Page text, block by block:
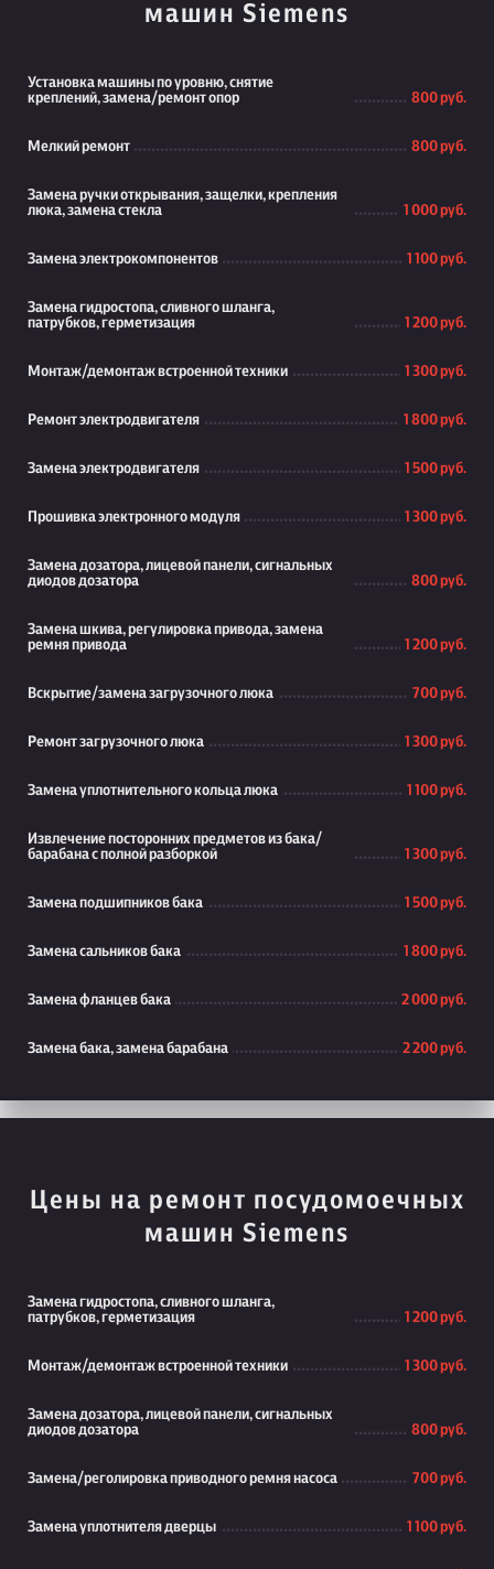
машин Siemens
Установка машины по уровню, снятие
креплений, замена/ремонт опор
800 руб.
Мелкий ремонт 800 руб.
Замена ручки открывания, защелки, крепления
люка, замена стекла
1 000 руб.
Замена электрокомпонентов 1 100 руб.
Замена гидростопа, сливного шланга,
патрубков, герметизация
1 200 руб.
Монтаж/демонтаж встроенной техники 1 300 руб.
Ремонт электродвигателя 1 800 руб.
Замена электродвигателя 1 500 руб.
Прошивка электронного модуля 1 300 руб.
Замена дозатора, лицевой панели, сигнальных
диодов дозатора
800 руб.
Замена шкива, регулировка привода, замена
ремня привода
1 200 руб.
Вскрытие/замена загрузочного люка 700 руб.
Ремонт загрузочного люка 1 300 руб.
Замена уплотнительного кольца люка 1 100 руб.
Извлечение посторонних предметов из бака/
барабана с полной разборкой
1 300 руб.
Замена подшипников бака 1 500 руб.
Замена сальников бака 1 800 руб.
Замена фланцев бака 2 000 руб.
Замена бака, замена барабана 2 200 руб.
Цены на ремонт посудомоечных
машин Siemens
Замена гидростопа, сливного шланга,
патрубков, герметизация
1 200 руб.
Монтаж/демонтаж встроенной техники 1 300 руб.
Замена дозатора, лицевой панели, сигнальных
диодов дозатора
800 руб.
Замена/реголировка приводного ремня насоса 700 руб.
Замена уплотнителя дверцы 1 100 руб.